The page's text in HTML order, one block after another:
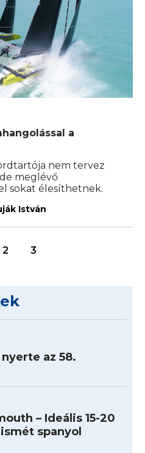
a
nem tervez
meglévő
sokat élesíthetnek.
István
2 3
az 58.
– Ideális 15-20
spanyol